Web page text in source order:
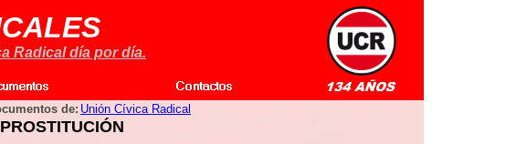
Radical día por día.
de: Unión Cívica Radical